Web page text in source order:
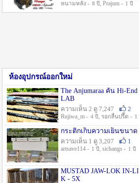
หนามหลัง - 8 ปี , Prajum - 1 ปี
ห้องอุปกรณ์ออกใหม่
The Anjumaraa คัน Hi-
LAB
ความเห็น 2 ดู 7,247
2
Rujiwa_m - 4 ปี , รอกลื่นปรื๊ด - 1
กระติกเก็บความเย็นขนาด
ความเห็น 1 ดู 3,207
1
artsave114 - 1 ปี , sichangs - 1 ปี
MUSTAD JAW-LOK IN-
K - 5X